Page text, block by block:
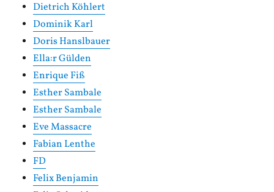
Dietrich Köhlert
Dominik Karl
Doris Hanslbauer
Ella:r Gülden
Enrique Fiß
Esther Sambale
Esther Sambale
Eve Massacre
Fabian Lenthe
FD
Felix Benjamin